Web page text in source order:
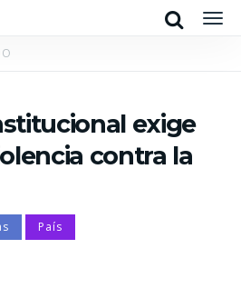
Search
exige
contra la
País